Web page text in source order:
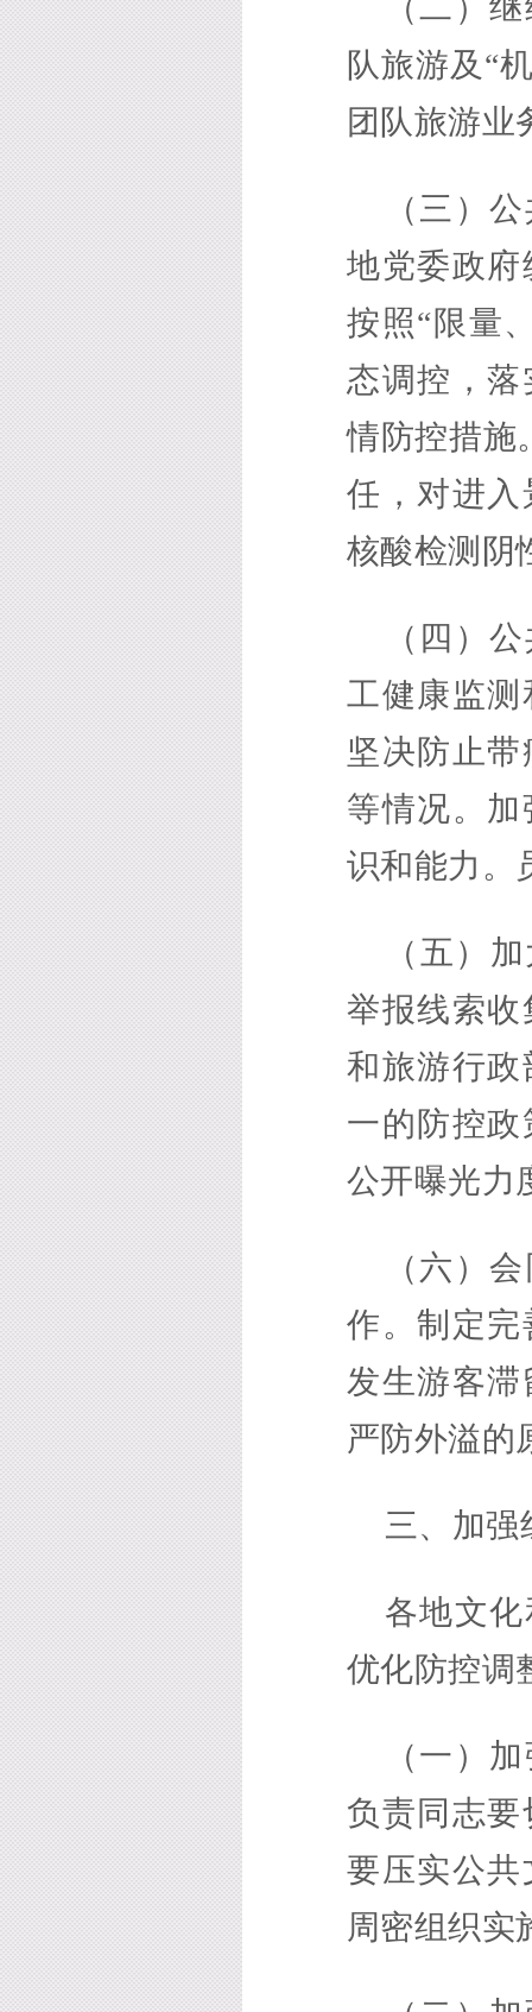
（二）
队旅游及“
团队旅游业
（三）
地党委政
按照“限量
态调控，
情防控措施
任，对进入
核酸检测阴
（四）
工健康监
坚决防止
等情况。
识和能力。
（五）
举报线索
和旅游行
一的防控
公开曝光力
（六）
作。制定
发生游客
严防外溢的
三、加强
各地文
优化防控调
（一）
负责同志
要压实公
周密组织实